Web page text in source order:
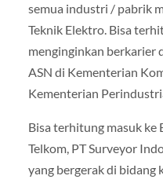
semua industri / pabrik
Teknik Elektro. Bisa
menginginkan berkarier
ASN di Kementerian
Kementerian
Bisa terhitung masuk ke
Telkom, PT Surveyor
yang bergerak di bidang